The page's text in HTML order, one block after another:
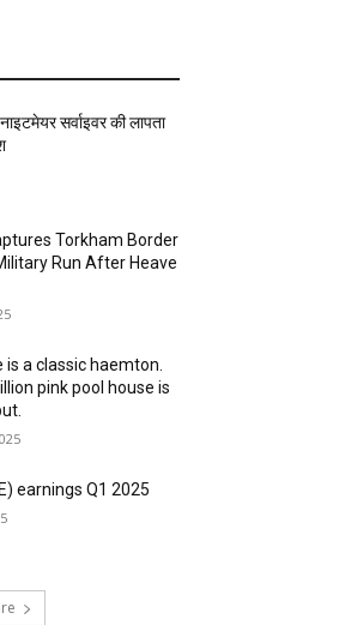
सर्वाइवर की लापता
Torkham Border
Run After Heave
is a classic haemton.
pink pool house is
earnings Q1 2025